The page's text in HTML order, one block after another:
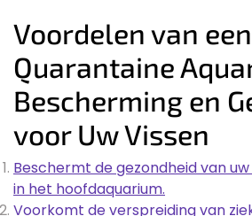
Voordelen van een
Quarantaine
Bescherming en
voor Uw Vissen
Beschermt de gezondheid van
in het hoofdaquarium.
Voorkomt de verspreiding van